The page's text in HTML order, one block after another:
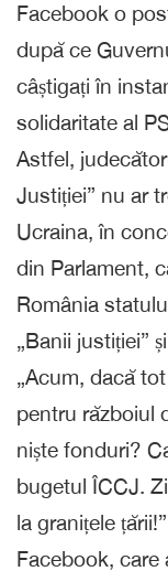
Facebook o
după ce
câștigați în
solidaritate al
Astfel,
Justiției” nu ar
Ucraina, în
din Parlament,
România
„Banii justiției”
„Acum, dacă
pentru războiul
niște fonduri?
bugetul ÎCCJ.
la granițele
Facebook, care